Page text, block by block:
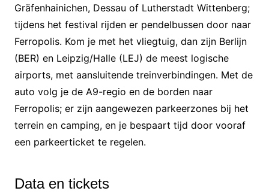
Gräfenhainichen, Dessau of Lutherstadt Wittenberg;
tijdens het festival rijden er pendelbussen door naar
Ferropolis. Kom je met het vliegtuig, dan zijn Berlijn
(BER) en Leipzig/Halle (LEJ) de meest logische
airports, met aansluitende treinverbindingen. Met de
auto volg je de A9-regio en de borden naar
Ferropolis; er zijn aangewezen parkeerzones bij het
terrein en camping, en je bespaart tijd door vooraf
een parkeerticket te regelen.
Data en tickets